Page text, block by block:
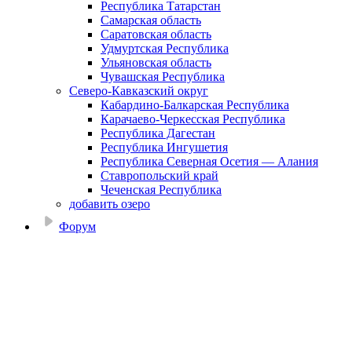
Республика Татарстан
Самарская область
Саратовская область
Удмуртская Республика
Ульяновская область
Чувашская Республика
Северо-Кавказский округ
Кабардино-Балкарская Республика
Карачаево-Черкесская Республика
Республика Дагестан
Республика Ингушетия
Республика Северная Осетия — Алания
Ставропольский край
Чеченская Республика
добавить озеро
Форум